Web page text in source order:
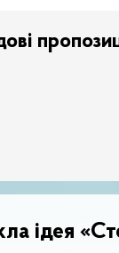
ідея